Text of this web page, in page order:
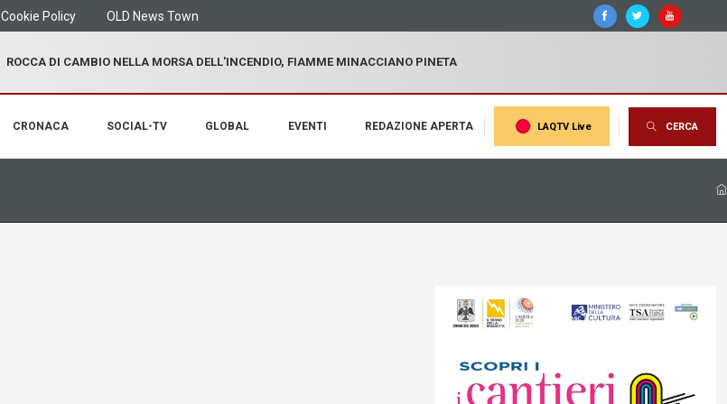
Cookie Policy OLD News Town
ROCCA DI CAMBIO NELLA MORSA DELL'INCENDIO, FIAMME MINACCIANO PINETA
CRONACA SOCIAL-TV GLOBAL EVENTI REDAZIONE APERTA LAQTV Live CERCA